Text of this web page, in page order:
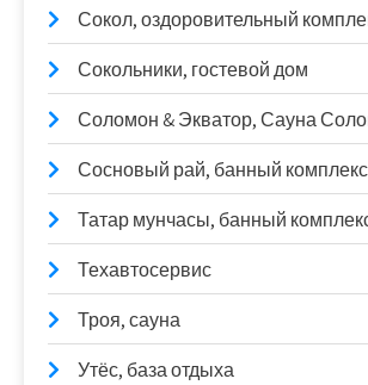
Сокол, оздоровительный
Сокольники, гостевой дом
Соломон & Экватор, Сауна
Сосновый рай, банный комплекс
Татар мунчасы, банный
Техавтосервис
Троя, сауна
Утёс, база отдыха